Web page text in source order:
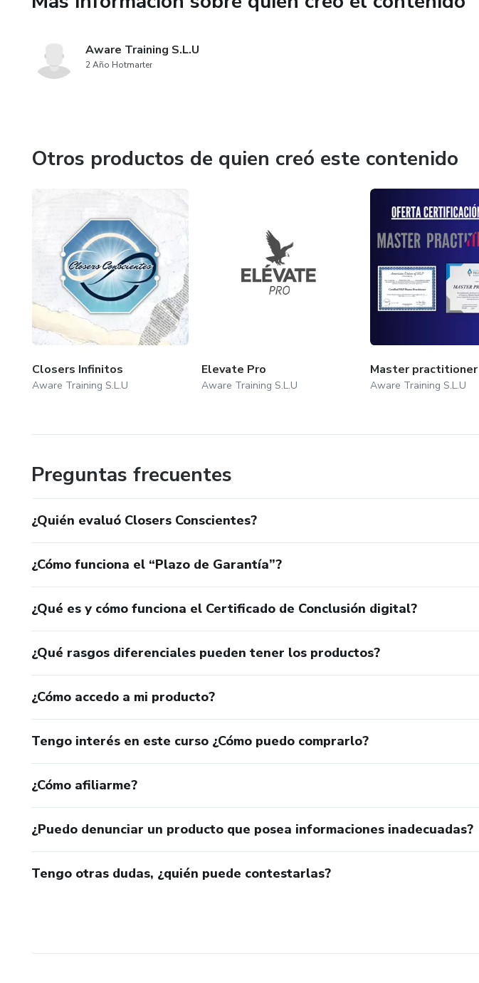
Aware Training S.L.U
2 Año Hotmarter
Otros productos de quien creó este contenido
Closers Infinitos
Aware Training S.L.U
Elevate Pro
Aware Training S.L.U
Master practitioner
Aware Training S.L.U
Preguntas frecuentes
¿Quién evaluó Closers Conscientes?
¿Cómo funciona el “Plazo de Garantía”?
¿Qué es y cómo funciona el Certificado de Conclusión digital?
¿Qué rasgos diferenciales pueden tener los productos?
¿Cómo accedo a mi producto?
Tengo interés en este curso ¿Cómo puedo comprarlo?
¿Cómo afiliarme?
¿Puedo denunciar un producto que posea informaciones inadecuadas?
Tengo otras dudas, ¿quién puede contestarlas?